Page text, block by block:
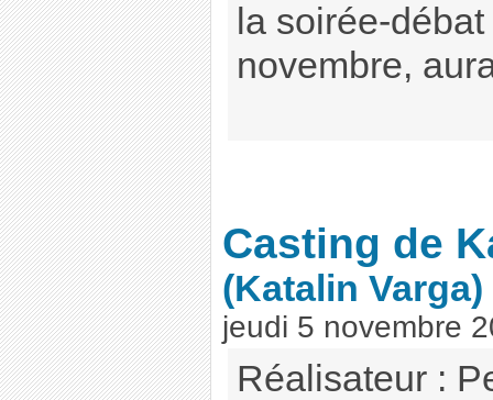
la soirée-
novembre,
Casting de
(Katalin Varga)
jeudi 5 novembre
Réalisateur :